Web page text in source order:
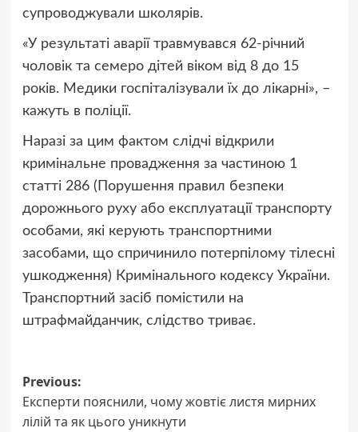
супроводжували школярів.
«У результаті аварії травмувався 62-річний
чоловік та семеро дітей віком від 8 до 15
років. Медики госпіталізували їх до лікарні», –
кажуть в поліції.
Наразі за цим фактом слідчі відкрили
кримінальне провадження за частиною 1
статті 286 (Порушення правил безпеки
дорожнього руху або експлуатації транспорту
особами, які керують транспортними
засобами, що спричинило потерпілому тілесні
ушкодження) Кримінального кодексу України.
Транспортний засіб помістили на
штрафмайданчик, слідство триває.
Post
navigation
Previous:
Експерти пояснили, чому жовтіє листя мирних
лілій та як цього уникнути